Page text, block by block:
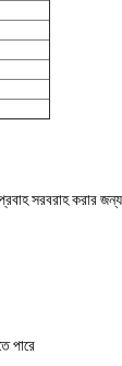
সরবরাহ করার
পারে